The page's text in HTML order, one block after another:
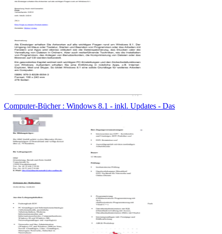
Computer-Bücher : Windows 8.1 - inkl. Updates - Das